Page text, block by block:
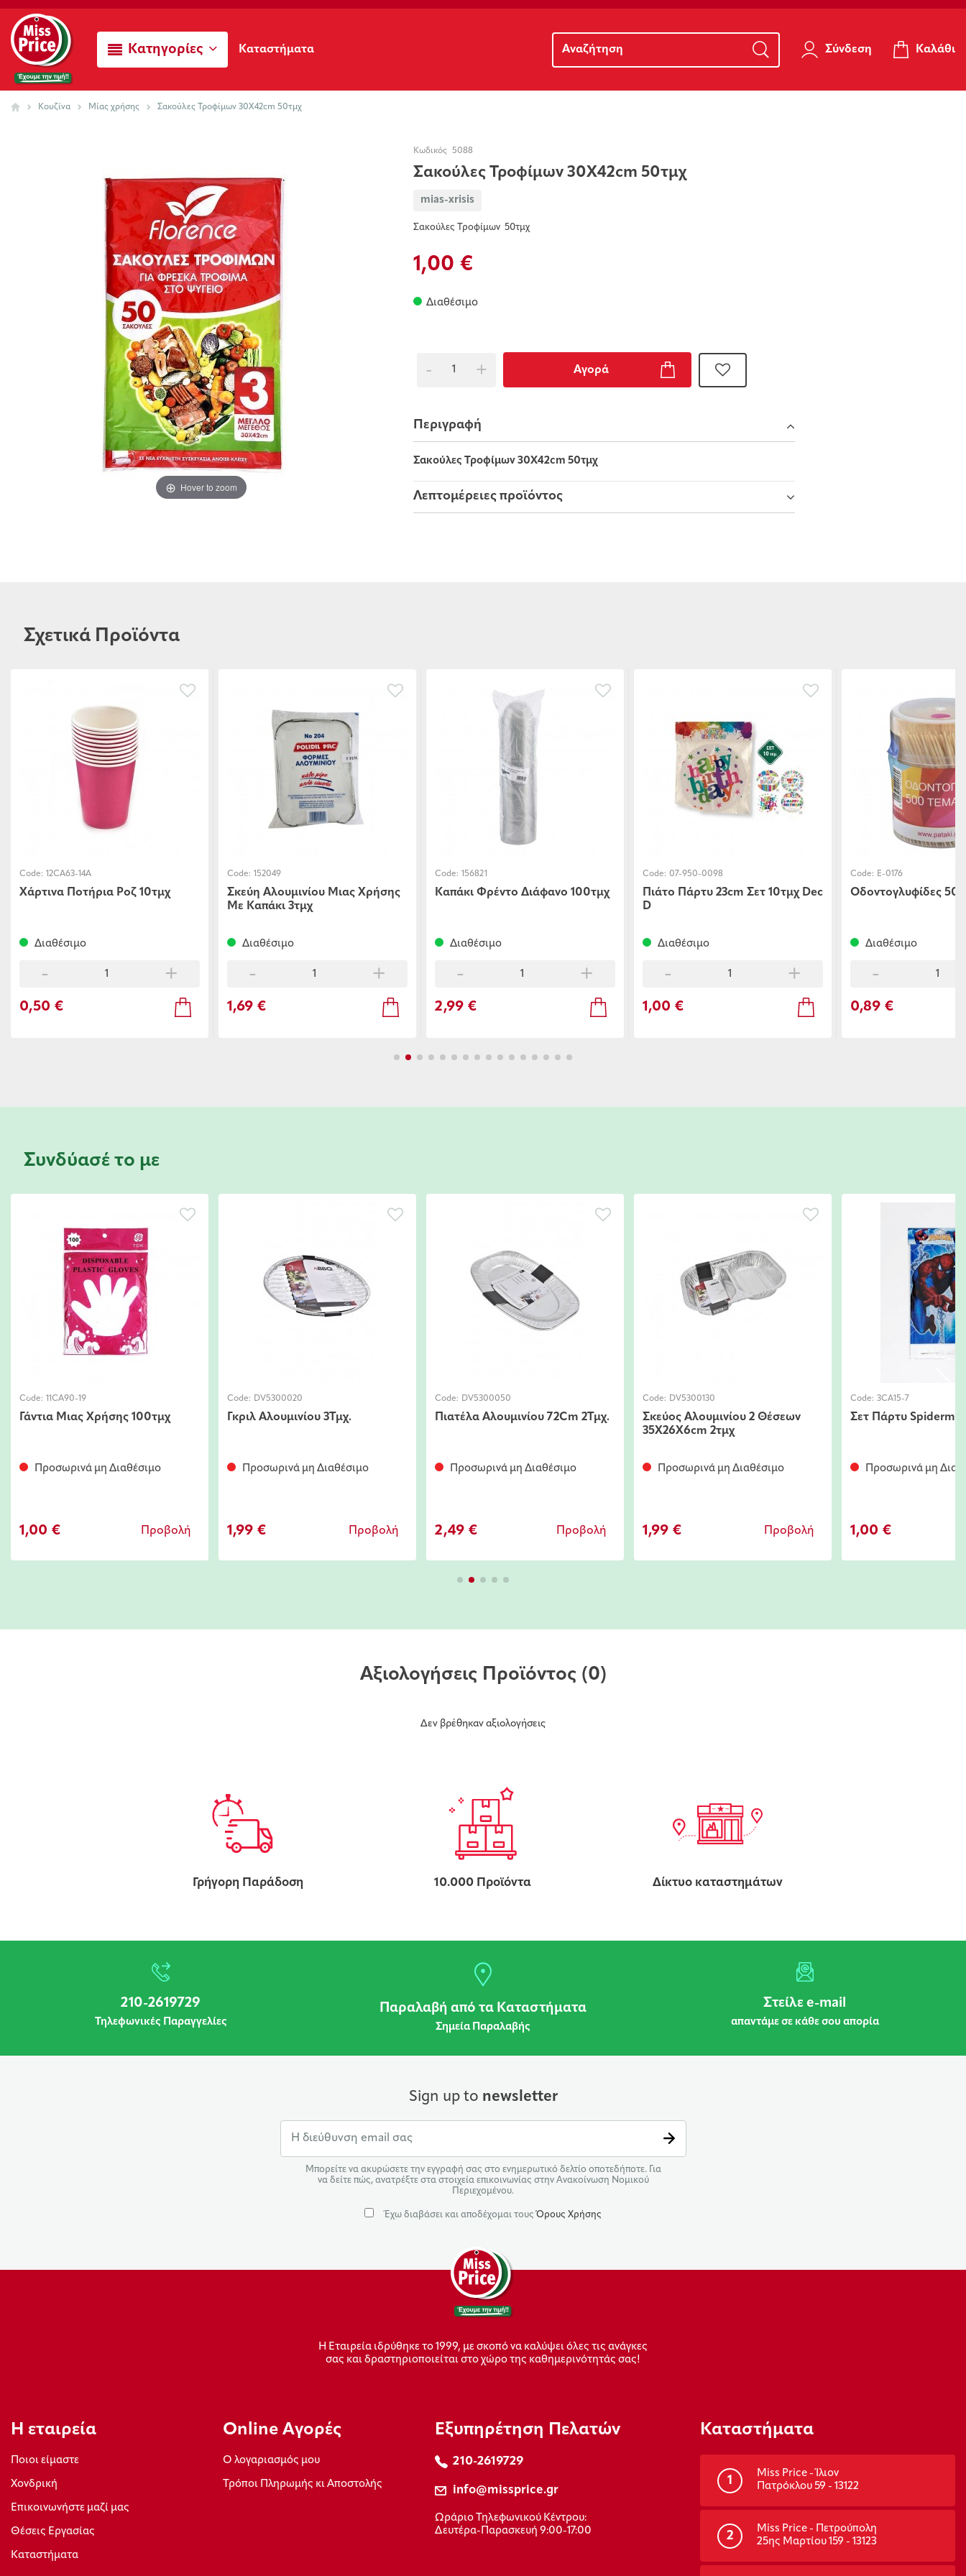
Κατηγορίες Καταστήματα Σύνδεση Καλάθι
Κουζίνα Μίας χρήσης Σακούλες Τροφίμων 30Χ42cm 50τμχ
Hover to zoom
Κωδικός 5088
Σακούλες Τροφίμων 30Χ42cm 50τμχ
mias-xrisis
Σακούλες Τροφίμων 50τμχ
1,00 €
Διαθέσιμο
- + Αγορά
Περιγραφή
Σακούλες Τροφίμων 30Χ42cm 50τμχ
Λεπτομέρειες προϊόντος
Σχετικά Προϊόντα
Code: 12CA63-14A
Χάρτινα Ποτήρια Ροζ 10τμχ
Διαθέσιμο
- +
0,50 €
Code: 152049
Σκεύη Αλουμινίου Μιας Χρήσης
Με Καπάκι 3τμχ
Διαθέσιμο
- +
1,69 €
Code: 156821
Καπάκι Φρέντο Διάφανο 100τμχ
Διαθέσιμο
- +
2,99 €
Code: 07-950-0098
Πιάτο Πάρτυ 23cm Σετ 10τμχ Dec
D
Διαθέσιμο
- +
1,00 €
Code: E-0176
Οδοντογλυφίδες
Διαθέσιμο
-
0,89 €
Συνδύασέ το με
Code: 11CA90-19
Γάντια Μιας Χρήσης 100τμχ
Προσωρινά μη Διαθέσιμο
1,00 € Προβολή
Code: DV5300020
Γκριλ Αλουμινίου 3Τμχ.
Προσωρινά μη Διαθέσιμο
1,99 € Προβολή
Code: DV5300050
Πιατέλα Αλουμινίου 72Cm 2Τμχ.
Προσωρινά μη Διαθέσιμο
2,49 € Προβολή
Code: DV5300130
Σκεύος Αλουμινίου 2 Θέσεων
35Χ26Χ6cm 2τμχ
Προσωρινά μη Διαθέσιμο
1,99 € Προβολή
Code: 3CA15-7
Σετ Πάρτυ
Προσωρινά μη
1,00 €
Αξιολογήσεις Προϊόντος (0)
Δεν βρέθηκαν αξιολογήσεις
Γρήγορη Παράδοση 10.000 Προϊόντα Δίκτυο καταστημάτων
210-2619729
Τηλεφωνικές Παραγγελίες
Παραλαβή από τα Καταστήματα
Σημεία Παραλαβής
Στείλε e-mail
απαντάμε σε κάθε σου απορία
Sign up to newsletter
Μπορείτε να ακυρώσετε την εγγραφή σας στο ενημερωτικό δελτίο οποτεδήποτε. Για
να δείτε πώς, ανατρέξτε στα στοιχεία επικοινωνίας στην Ανακοίνωση Νομικού
Περιεχομένου.
Έχω διαβάσει και αποδέχομαι τουςΌρους Χρήσης
Η Εταιρεία ιδρύθηκε το 1999, με σκοπό να καλύψει όλες τις ανάγκες
σας και δραστηριοποιείται στο χώρο της καθημερινότητάς σας!
Η εταιρεία
Ποιοι είμαστε
Xονδρική
Επικοινωνήστε μαζί μας
Θέσεις Εργασίας
Καταστήματα
Οnline Αγορές
Ο λογαριασμός μου
Τρόποι Πληρωμής κι Αποστολής
Εξυπηρέτηση Πελατών
210-2619729
info@missprice.gr
Ωράριο Τηλεφωνικού Κέντρου:
Δευτέρα-Παρασκευή 9:00-17:00
Καταστήματα
1
Miss Price - Ίλιον
Πατρόκλου 59 - 13122
2
Miss Price - Πετρούπολη
25ης Μαρτίου 159 - 13123